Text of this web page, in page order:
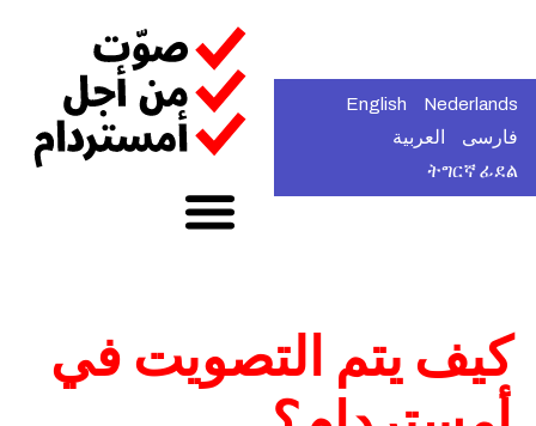
Nederlands
English
فارسی
العربية
ትግርኛ ፊደል
كيف يتم التصويت في